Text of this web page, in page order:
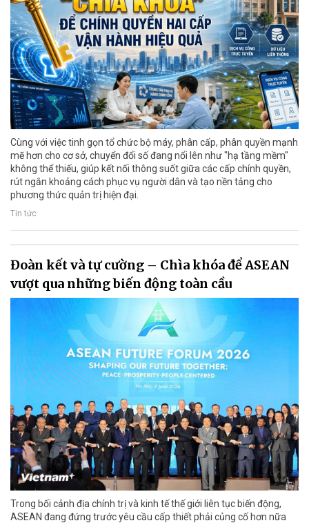
Cùng với việc tinh gọn tổ chức bộ máy, phân cấp, phân quyền mạnh
mẽ hơn cho cơ sở, chuyển đổi số đang nổi lên như "hạ tầng mềm"
không thể thiếu, giúp kết nối thông suốt giữa các cấp chính quyền,
rút ngắn khoảng cách phục vụ người dân và tạo nền tảng cho
phương thức quản trị hiện đại.
Tin tức
Đoàn kết và tự cường – Chìa khóa để ASEAN
vượt qua những biến động toàn cầu
Trong bối cảnh địa chính trị và kinh tế thế giới liên tục biến động,
ASEAN đang đứng trước yêu cầu cấp thiết phải củng cố hơn nữa